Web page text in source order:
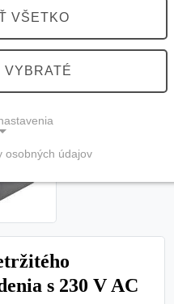
s 230 V AC
VŠETKO
VYBRATÉ
správne fungovanie
osobných údajov